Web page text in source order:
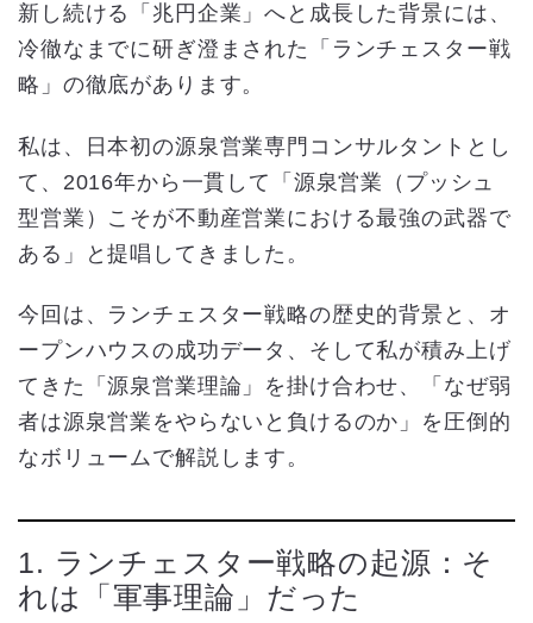
新し続ける「兆円企業」へと成長した背景には、
冷徹なまでに研ぎ澄まされた「ランチェスター戦
略」の徹底があります。
私は、日本初の源泉営業専門コンサルタントとし
て、2016年から一貫して「源泉営業（プッシュ
型営業）こそが不動産営業における最強の武器で
ある」と提唱してきました。
今回は、ランチェスター戦略の歴史的背景と、オ
ープンハウスの成功データ、そして私が積み上げ
てきた「源泉営業理論」を掛け合わせ、「なぜ弱
者は源泉営業をやらないと負けるのか」を圧倒的
なボリュームで解説します。
1. ランチェスター戦略の起源：そ
れは「軍事理論」だった